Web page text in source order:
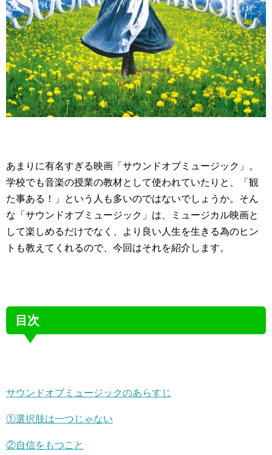
あまりに有名すぎる映画「サウンドオブミュージック」。
学校でも音楽の授業の教材として使われていたりと、「観
た事ある！」という人も多いのではないでしょうか。そん
な「サウンドオブミュージック」は、ミュージカル映画と
して楽しめるだけでなく、より良い人生を生きる為のヒン
トも教えてくれるので、今回はそれを紹介します。
目次
サウンドオブミュージックのあらすじ
①選択肢は一つじゃない
②自信をもつこと